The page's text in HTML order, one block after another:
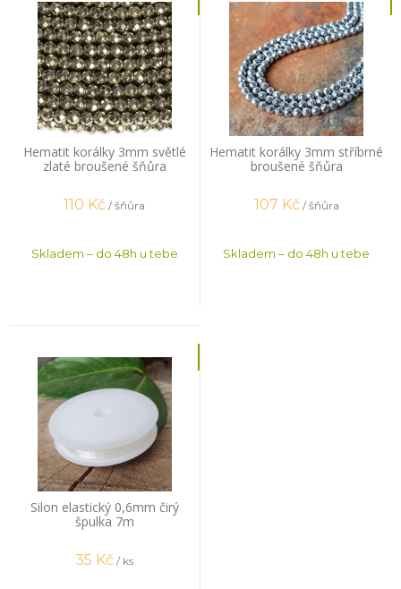
Hematit korálky 3mm světlé
zlaté broušené šňůra
110 Kč / šňůra
Skladem – do 48h u tebe
Hematit korálky 3mm stříbrné
broušené šňůra
107 Kč / šňůra
Skladem – do 48h u tebe
Silon elastický 0,6mm čirý
špulka 7m
35 Kč / ks